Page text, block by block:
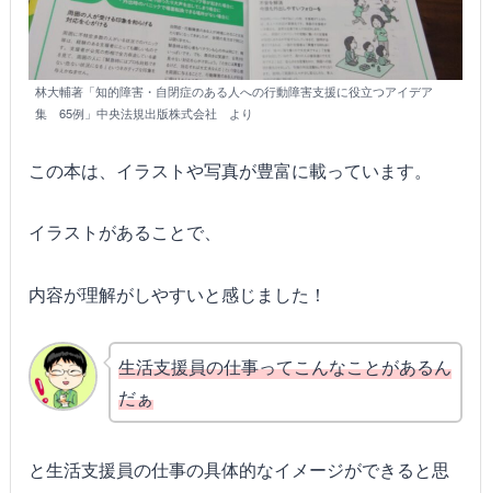
林大輔著「知的障害・自閉症のある人への行動障害支援に役立つアイデア
集 65例」中央法規出版株式会社 より
この本は、イラストや写真が豊富に載っています。
イラストがあることで、
内容が理解がしやすいと感じました！
生活支援員の仕事ってこんなことがあるん
だぁ
と生活支援員の仕事の具体的なイメージができると思